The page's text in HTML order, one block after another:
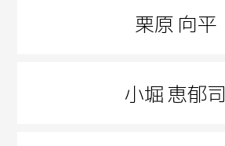
栗原 向平
小堀 恵郁司